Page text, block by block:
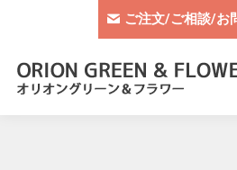
ご注文/ご相談/お